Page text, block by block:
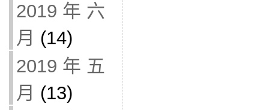
2019 年 六
月 (14)
2019 年 五
月 (13)